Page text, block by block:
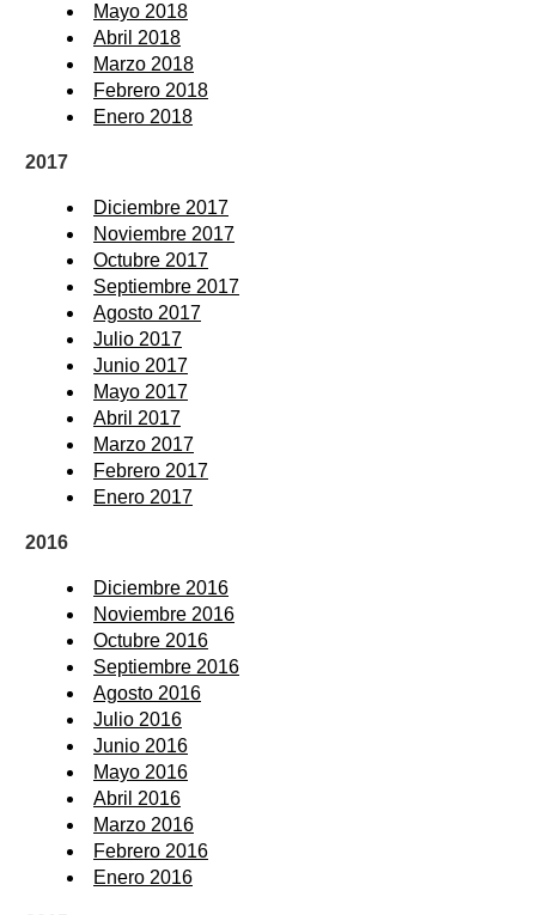
Mayo 2018
Abril 2018
Marzo 2018
Febrero 2018
Enero 2018
2017
Diciembre 2017
Noviembre 2017
Octubre 2017
Septiembre 2017
Agosto 2017
Julio 2017
Junio 2017
Mayo 2017
Abril 2017
Marzo 2017
Febrero 2017
Enero 2017
2016
Diciembre 2016
Noviembre 2016
Octubre 2016
Septiembre 2016
Agosto 2016
Julio 2016
Junio 2016
Mayo 2016
Abril 2016
Marzo 2016
Febrero 2016
Enero 2016